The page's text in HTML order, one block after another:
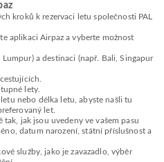
kroků k rezervaci letu společnosti PAL
aplikaci Airpaz a vyberte možnost
a destinaci (např. Bali, Singapur
lety.
nebo délka letu, abyste našli tu
let.
jak jsou uvedeny ve vašem pasu
datum narození, státní příslušnost a
služby, jako je zavazadlo, výběr